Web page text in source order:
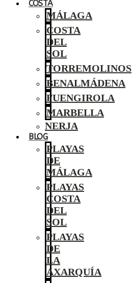
COSTA
MÁLAGA
COSTA
DEL
SOL
TORREMOLINOS
BENALMÁDENA
FUENGIROLA
MARBELLA
NERJA
BLOG
PLAYAS
DE
MÁLAGA
PLAYAS
COSTA
DEL
SOL
PLAYAS
DE
LA
AXARQUÍA